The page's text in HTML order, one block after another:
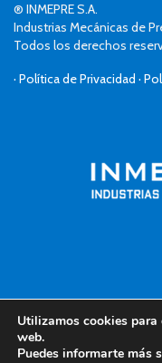
® INMEPRE S.A.
Industrias Mecánicas de
Todos los derechos
· Política de Privacidad ·
Utilizamos cookies para
web.
Puedes informarte más